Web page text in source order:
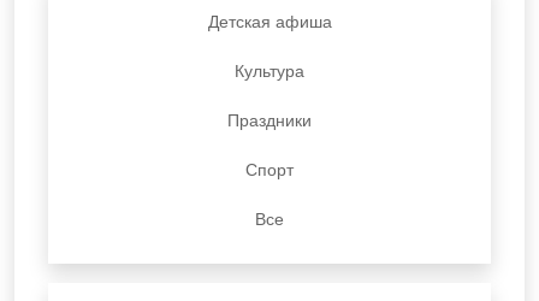
Детская афиша
Культура
Праздники
Спорт
Все